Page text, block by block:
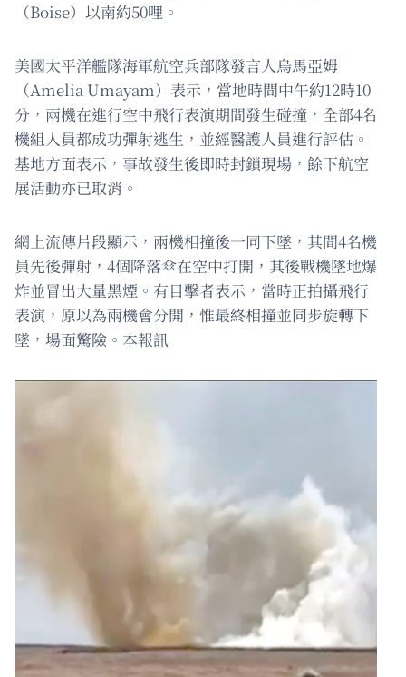
（Boise）以南約50哩。
美國太平洋艦隊海軍航空兵部隊發言人烏馬亞姆
（Amelia Umayam）表示，當地時間中午約12時10
分，兩機在進行空中飛行表演期間發生碰撞，全部4名
機組人員都成功彈射逃生，並經醫護人員進行評估。
基地方面表示，事故發生後即時封鎖現場，餘下航空
展活動亦已取消。
網上流傳片段顯示，兩機相撞後一同下墜，其間4名機
員先後彈射，4個降落傘在空中打開，其後戰機墜地爆
炸並冒出大量黑煙。有目擊者表示，當時正拍攝飛行
表演，原以為兩機會分開，惟最終相撞並同步旋轉下
墜，場面驚險。本報訊